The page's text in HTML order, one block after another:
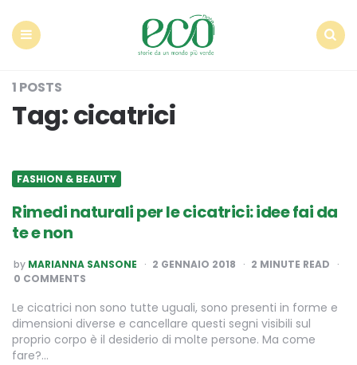
1 POSTS
Tag:cicatrici
FASHION & BEAUTY
Rimedi naturali per le cicatrici: idee fai da
te e non
POSTED
BY
by MARIANNA SANSONE 2 GENNAIO 2018 2 MINUTE READ
0 COMMENTS
Le cicatrici non sono tutte uguali, sono presenti in forme e
dimensioni diverse e cancellare questi segni visibili sul
proprio corpo è il desiderio di molte persone. Ma come
fare?…